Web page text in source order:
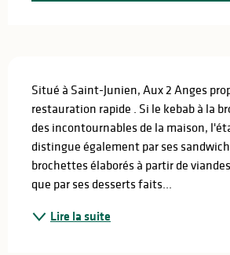
Situé à Saint-Junien, Aux 2 Anges
restauration rapide . Si le kebab à la
des incontournables de la maison,
distingue également par ses
brochettes élaborés à partir de
que par ses desserts faits...
Lire la suite